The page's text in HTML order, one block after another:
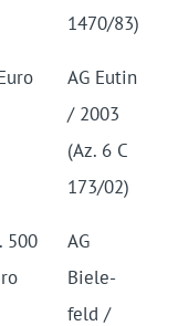
1470/83)
AG Eutin
/ 2003
(Az. 6 C
173/02)
500
AG
Biele­
feld /